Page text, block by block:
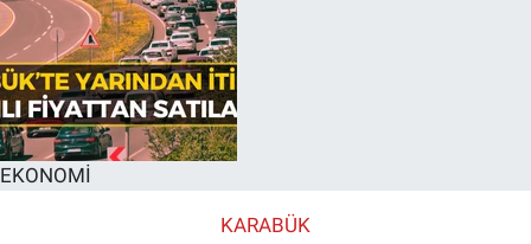
EKONOMİ
KARABÜK